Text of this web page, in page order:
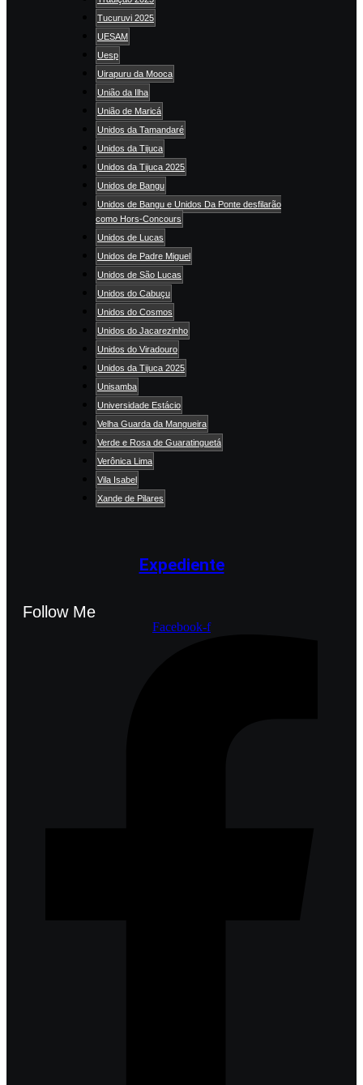
Tucuruvi 2025
UESAM
Uesp
Uirapuru da Mooca
União da Ilha
União de Maricá
Unidos da Tamandaré
Unidos da Tijuca
Unidos da Tijuca 2025
Unidos de Bangu
Unidos de Bangu e Unidos Da Ponte desfilarão
como Hors-Concours
Unidos de Lucas
Unidos de Padre Miguel
Unidos de São Lucas
Unidos do Cabuçu
Unidos do Cosmos
Unidos do Jacarezinho
Unidos do Viradouro
Unidos da Tijuca 2025
Unisamba
Universidade Estácio
Velha Guarda da Mangueira
Verde e Rosa de Guaratinguetá
Verônica Lima
Vila Isabel
Xande de Pilares
Expediente
Follow Me
Facebook-f